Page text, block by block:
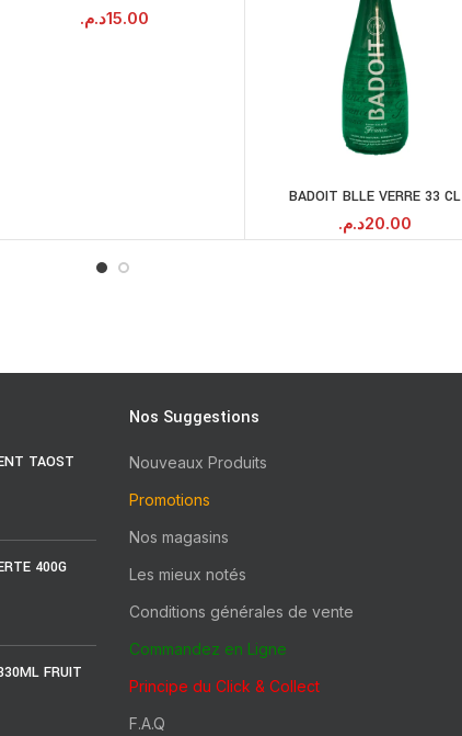
15.00د.م.
AJOUTER AU
PANIER
BADOIT BLLE VERRE 33 CL
20.00د.م.
TAOST
400G
FRUIT
Nos Suggestions
Nouveaux Produits
Promotions
Nos magasins
Les mieux notés
Conditions générales de vente
Commandez en Ligne
Principe du Click & Collect
F.A.Q